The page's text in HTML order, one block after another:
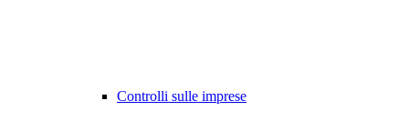
Controlli sulle imprese